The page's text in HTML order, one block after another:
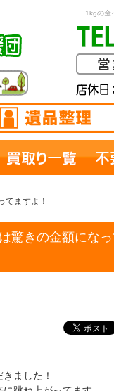
1kgの金
てますよ！
驚きの金額になっ
ました！